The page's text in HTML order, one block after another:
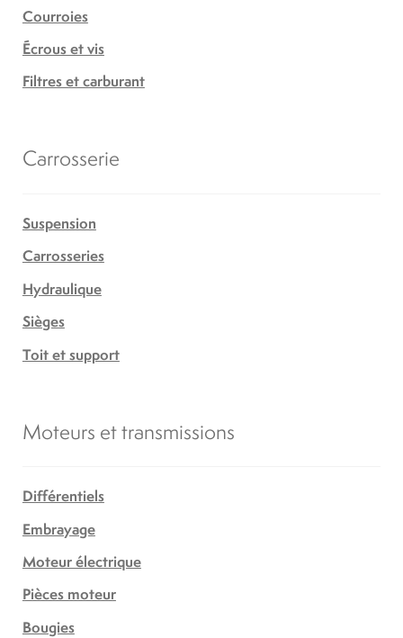
Courroies
Écrous et vis
Filtres et carburant
Carrosserie
Suspension
Carrosseries
Hydraulique
Sièges
Toit et support
Moteurs et transmissions
Différentiels
Embrayage
Moteur électrique
Pièces moteur
Bougies